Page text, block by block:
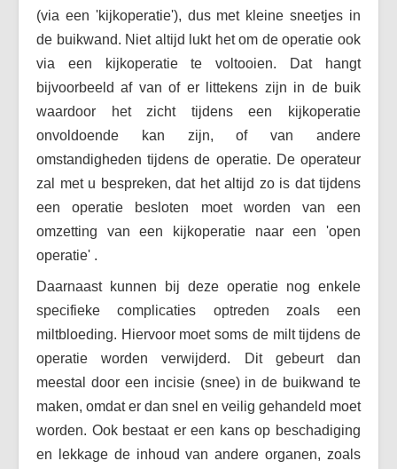
(via een 'kijkoperatie'), dus met kleine sneetjes in
de buikwand. Niet altijd lukt het om de operatie ook
via een kijkoperatie te voltooien. Dat hangt
bijvoorbeeld af van of er littekens zijn in de buik
waardoor het zicht tijdens een kijkoperatie
onvoldoende kan zijn, of van andere
omstandigheden tijdens de operatie. De operateur
zal met u bespreken, dat het altijd zo is dat tijdens
een operatie besloten moet worden van een
omzetting van een kijkoperatie naar een 'open
operatie' .
Daarnaast kunnen bij deze operatie nog enkele
specifieke complicaties optreden zoals een
miltbloeding. Hiervoor moet soms de milt tijdens de
operatie worden verwijderd. Dit gebeurt dan
meestal door een incisie (snee) in de buikwand te
maken, omdat er dan snel en veilig gehandeld moet
worden. Ook bestaat er een kans op beschadiging
en lekkage de inhoud van andere organen, zoals